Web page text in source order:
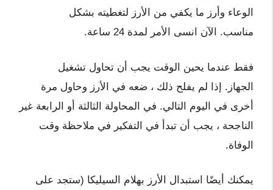
الوعاء وأرز ما يكفي من الأرز لتغطيته بشكل
مناسب. الآن انسى الأمر لمدة 24 ساعة.
فقط عندما يحين الوقت يجب أن تحاول تشغيل
الجهاز. إذا لم يفلح ذلك ، ضعه في الأرز وحاول مرة
أخرى في اليوم التالي. في المحاولة الثالثة أو الرابعة غير
الناجحة ، يجب أن تبدأ في التفكير في ملاحظة وقت
الوفاة.
يمكنك أيضًا استبدال الأرز بهلام السيليكا (ستجد على